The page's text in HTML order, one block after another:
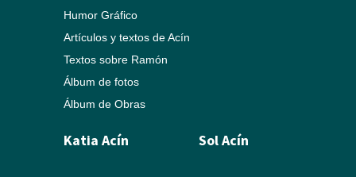
Humor Gráfico
Artículos y textos de Acín
Textos sobre Ramón
Álbum de fotos
Álbum de Obras
Katia Acín Sol Acín